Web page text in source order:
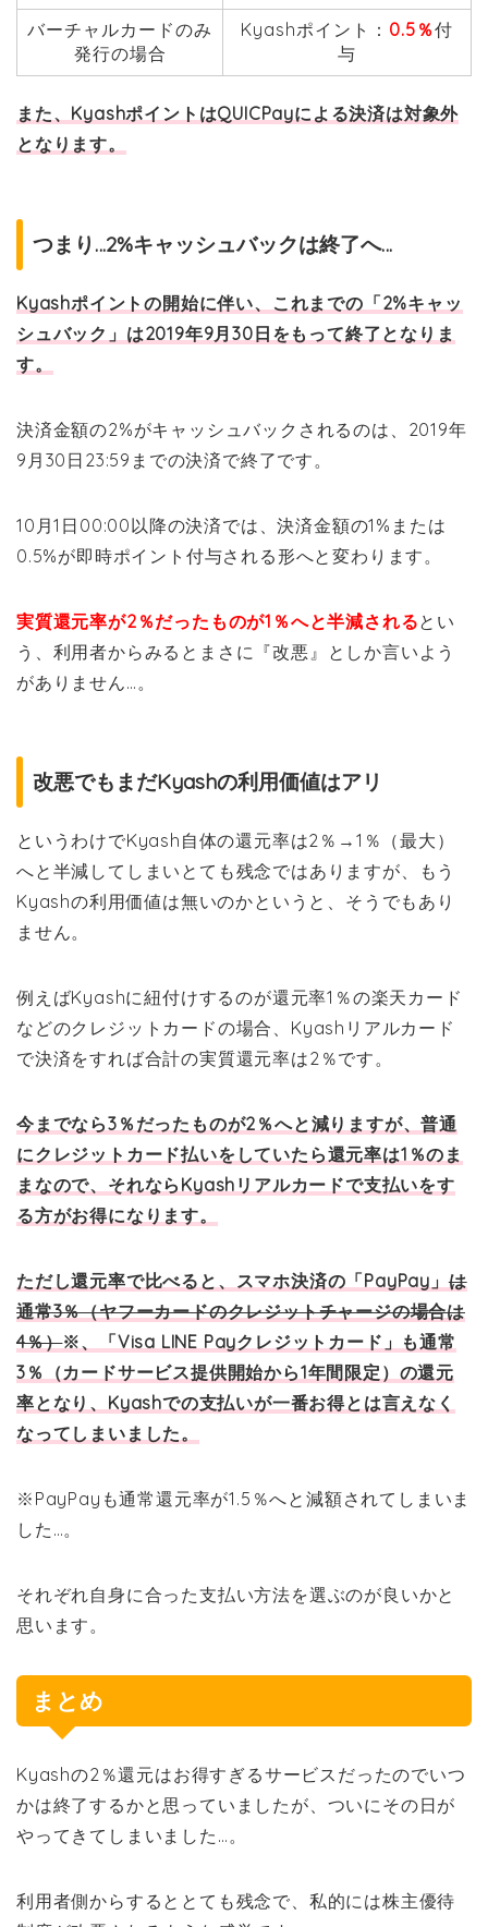
バーチャルカードのみ
発行の場合
Kyashポイント： 0.5％付
与
また、KyashポイントはQUICPayによる決済は対象外
となります。
つまり…2%キャッシュバックは終了へ…
Kyashポイントの開始に伴い、これまでの「2%キャッ
シュバック」は2019年9月30日をもって終了となりま
す。
決済金額の2%がキャッシュバックされるのは、2019年
9月30日23:59までの決済で終了です。
10月1日00:00以降の決済では、決済金額の1%または
0.5%が即時ポイント付与される形へと変わります。
実質還元率が2％だったものが1％へと半減されるとい
う、利用者からみるとまさに『改悪』としか言いよう
がありません…。
改悪でもまだKyashの利用価値はアリ
というわけでKyash自体の還元率は2％→1％（最大）
へと半減してしまいとても残念ではありますが、もう
Kyashの利用価値は無いのかというと、そうでもあり
ません。
例えばKyashに紐付けするのが還元率1％の楽天カード
などのクレジットカードの場合、Kyashリアルカード
で決済をすれば合計の実質還元率は2％です。
今までなら3％だったものが2％へと減りますが、普通
にクレジットカード払いをしていたら還元率は1％のま
まなので、それならKyashリアルカードで支払いをす
る方がお得になります。
ただし還元率で比べると、スマホ決済の「PayPay」は
通常3％（ヤフーカードのクレジットチャージの場合は
4％）※、「Visa LINE Payクレジットカード」も通常
3％（カードサービス提供開始から1年間限定）の還元
率となり、Kyashでの支払いが一番お得とは言えなく
なってしまいました。
※PayPayも通常還元率が1.5％へと減額されてしまいま
した…。
それぞれ自身に合った支払い方法を選ぶのが良いかと
思います。
まとめ
Kyashの2％還元はお得すぎるサービスだったのでいつ
かは終了するかと思っていましたが、ついにその日が
やってきてしまいました…。
利用者側からするととても残念で、私的には株主優待